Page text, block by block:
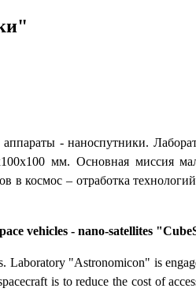
- наноспутники.
мм. Основная миссия
в космос – отработка
vehicles - nano-satellites
"Astronomicon" is
is to reduce the cost of